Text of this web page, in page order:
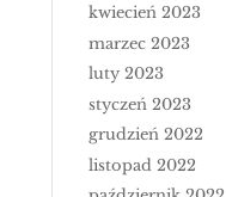
kwiecień 2023
marzec 2023
luty 2023
styczeń 2023
grudzień 2022
listopad 2022